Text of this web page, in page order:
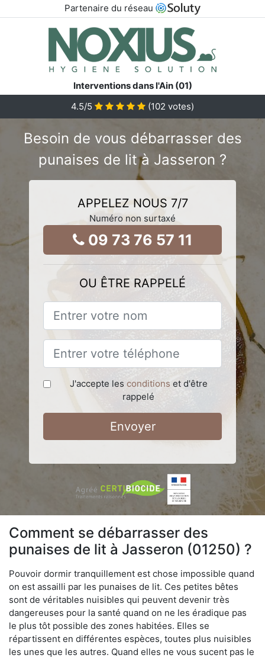
Partenaire du réseau
Interventions dans l'Ain (01)
4.5/5 (102 votes)
Besoin de vous débarrasser des
punaises de lit à Jasseron ?
APPELEZ NOUS 7/7
Numéro non surtaxé
09 73 76 57 11
OU ÊTRE RAPPELÉ
J'accepte les conditions et d'être
rappelé
Envoyer
Comment se débarrasser des
punaises de lit à Jasseron (01250) ?
Pouvoir dormir tranquillement est chose impossible quand
on est assailli par les punaises de lit. Ces petites bêtes
sont de véritables nuisibles qui peuvent devenir très
dangereuses pour la santé quand on ne les éradique pas
le plus tôt possible des zones habitées. Elles se
répartissent en différentes espèces, toutes plus nuisibles
les unes que les autres. Quand elles ne vous sucent pas le